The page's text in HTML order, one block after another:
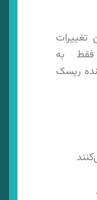
تغییرات
به
ریسک